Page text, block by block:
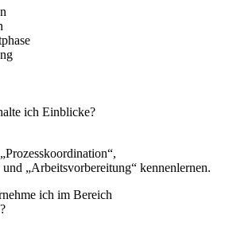
ich Einblicke?
und „Arbeitsvorbereitung“ kennenlernen.
ich im Bereich